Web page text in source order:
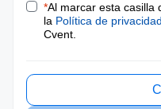
*Al marcar esta casilla
la Política de privacidad
Cvent.